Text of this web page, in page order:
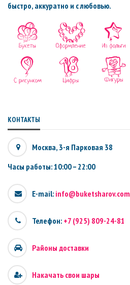
быстро, аккуратно и с любовью.
КОНТАКТЫ
Москва, 3-я Парковая 38
Часы работы: 10:00 – 22:00
E-mail: info@buketsharov.com
Телефон: +7 (925) 809-24-81
Районы доставки
Накачать свои шары